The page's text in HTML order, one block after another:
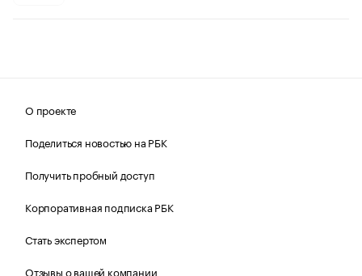
О проекте
Поделиться новостью на РБК
Получить пробный доступ
Корпоративная подписка РБК
Стать экспертом
Отзывы о вашей компании